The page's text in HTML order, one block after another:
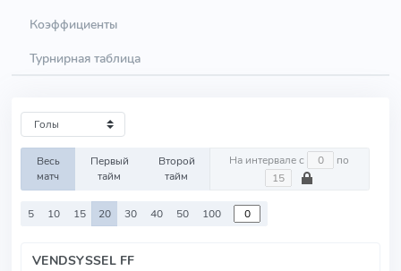
Коэффициенты
Турнирная таблица
Весь
матч
Первый
тайм
Второй
тайм
На интервале с по
5 10 15 20 30 40 50 100
VENDSYSSEL FF